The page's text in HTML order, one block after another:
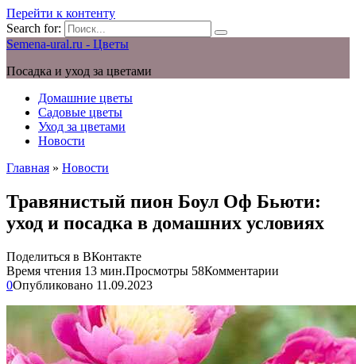
Перейти к контенту
Search for:
Semena-ural.ru - Цветы
Посадка и уход за цветами
Домашние цветы
Садовые цветы
Уход за цветами
Новости
Главная » Новости
Травянистый пион Боул Оф Бьюти:
уход и посадка в домашних условиях
Поделиться в ВКонтакте
Время чтения 13 мин.Просмотры 58Комментарии
0Опубликовано 11.09.2023